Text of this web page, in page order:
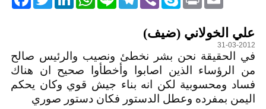
علي الخولاني (ضيف)
31-03-2012
في الحقيقة نحن بشر نخطئ ونصيب والرئيس صالح
من الرؤساء الذين اصابوا وأخطأوا صحيح ان هناك
فساد ومحسوبية لكن انه بناء جيش قوي وكان يحكم
اليمن بمفرده وعطل الدستور فكان دستور صوري